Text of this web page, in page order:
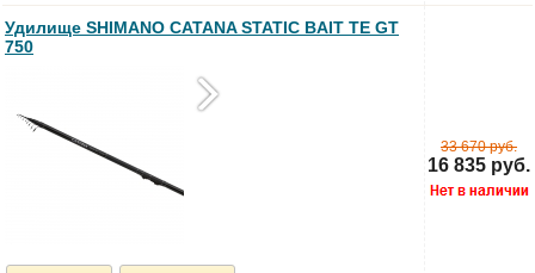
Удилище SHIMANO CATANA STATIC BAIT TE GT
750
33 670 руб.
16 835 руб.